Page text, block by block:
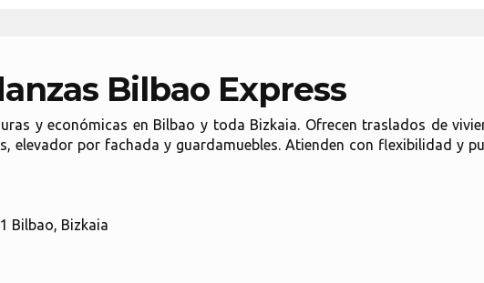
Bilbao Express
y económicas en Bilbao y toda Bizkaia. Ofrecen traslados de
elevador por fachada y guardamuebles. Atienden con flexibilidad y
Bilbao, Bizkaia